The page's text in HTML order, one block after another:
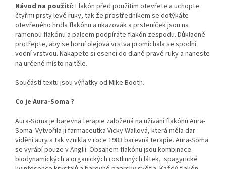
Návod na použití: Flakón před použitím otevřete a uchopte
čtyřmi prsty levé ruky, tak že prostředníkem se dotýkáte
otevřeného hrdla flakónu a ukazovák a prsteníček jsou na
ramenou flakónu a palcem podpíráte flakón zespodu. Důkladně
protřepte, aby se horní olejová vrstva promíchala se spodní
vodní vrstvou. Nakapete si esenci do dlaně pravé ruky a naneste
na určené místo na těle.
Součástí textu jsou výňatky od Mike Booth.
Co je Aura-Soma ?
Aura-Soma je barevná terapie založená na užívání flakónů Aura-
Soma. Vytvořila ji farmaceutka Vicky Wallová, která měla dar
vidění aury a tak vznikla v roce 1983 barevná terapie. Aura-Soma
se vyrábí pouze v Anglii. Obsahem flakónu jsou kombinace
biodynamických a organických rostlinných látek, spagyrické